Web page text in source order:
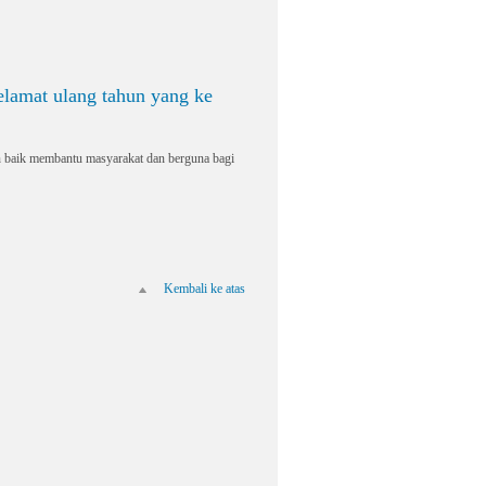
ulang tahun yang ke
membantu masyarakat dan berguna bagi
Kembali ke atas